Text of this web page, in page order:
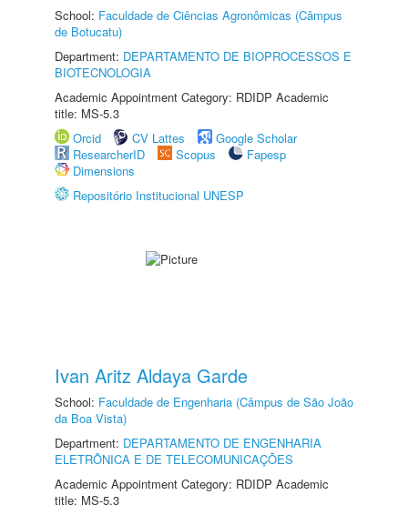
School: Faculdade de Ciências Agronômicas (Câmpus
de Botucatu)
Department: DEPARTAMENTO DE BIOPROCESSOS E
BIOTECNOLOGIA
Academic Appointment Category: RDIDP Academic
title: MS-5.3
Orcid
CV Lattes
Google Scholar
ResearcherID
Scopus
Fapesp
Dimensions
Repositório Institucional UNESP
Ivan Aritz Aldaya Garde
School: Faculdade de Engenharia (Câmpus de São João
da Boa Vista)
Department: DEPARTAMENTO DE ENGENHARIA
ELETRÔNICA E DE TELECOMUNICAÇÕES
Academic Appointment Category: RDIDP Academic
title: MS-5.3